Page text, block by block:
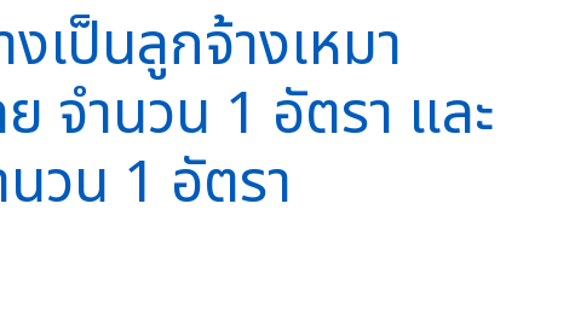
ป็นลูกจ้างเหมา
จำนวน 1 อัตรา และ
วน 1 อัตรา